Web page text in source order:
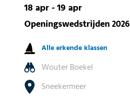
18 apr - 19 apr
Openingswedstrijden 2026
Alle erkende klassen
Wouter Boekel
Sneekermeer